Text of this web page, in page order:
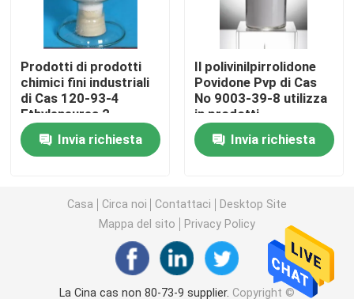
Prodotti chimici di produzione del gas e del petrolio
Tensioattivo cationico
Tensioattivo non ionico
Plastificante
Prodotti di prodotti
chimici fini industriali
di Cas 120-93-4
Ethyleneurea 2-
Imidazolidinone
Invia richiesta
Il polivinilpirrolidone
Povidone Pvp di Cas
No 9003-39-8 utilizza
in prodotti
farmaceutici
Invia richiesta
Casa Circa noi Contattaci
Desktop Site
Mappa del sito
Privacy Policy
La Cina cas non 80-73-9 supplier. Copyright ©